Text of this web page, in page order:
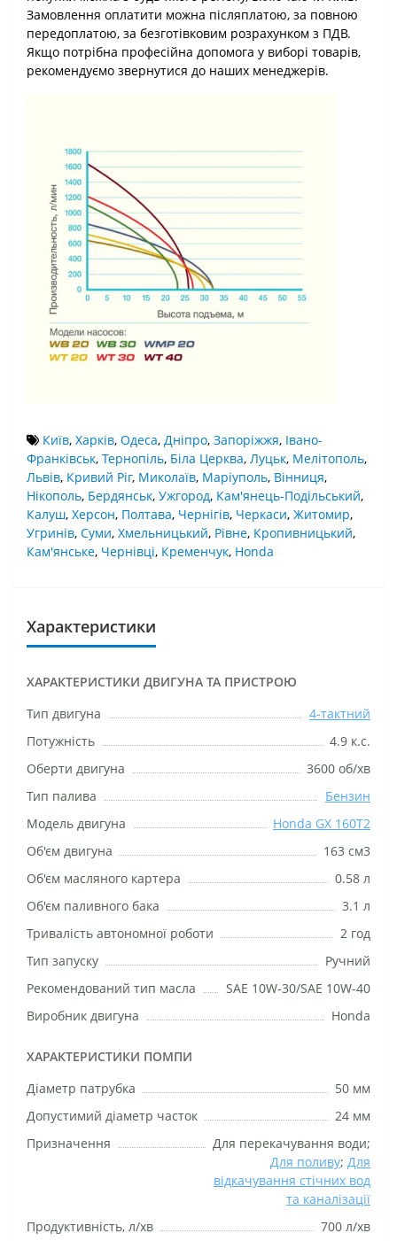
Замовлення оплатити можна післяплатою, за повною
передоплатою, за безготівковим розрахунком з ПДВ.
Якщо потрібна професійна допомога у виборі товарів,
рекомендуємо звернутися до наших менеджерів.
Київ, Харків, Одеса, Дніпро, Запоріжжя, Івано-
Франківськ, Тернопіль, Біла Церква, Луцьк, Мелітополь,
Львів, Кривий Ріг, Миколаїв, Маріуполь, Вінниця,
Нікополь, Бердянськ, Ужгород, Кам'янець-Подільський,
Калуш, Херсон, Полтава, Чернігів, Черкаси, Житомир,
Угринів, Суми, Хмельницький, Рівне, Кропивницький,
Кам'янське, Чернівці, Кременчук, Honda
Характеристики
ХАРАКТЕРИСТИКИ ДВИГУНА ТА ПРИСТРОЮ
Тип двигуна
4-тактний
Потужність
4.9 к.с.
Оберти двигуна
3600 об/хв
Тип палива
Бензин
Модель двигуна
Honda GX 160T2
Об'єм двигуна
163 см3
Об'єм масляного картера
0.58 л
Об'єм паливного бака
3.1 л
Тривалість автономної роботи
2 год
Тип запуску
Ручний
Рекомендований тип масла
SAE 10W-30/SAE 10W-40
Виробник двигуна
Honda
ХАРАКТЕРИСТИКИ ПОМПИ
Діаметр патрубка
50 мм
Допустимий діаметр часток
24 мм
Призначення
Для перекачування води;
Для поливу; Для
відкачування стічних вод
та каналізації
Продуктивність, л/хв
700 л/хв